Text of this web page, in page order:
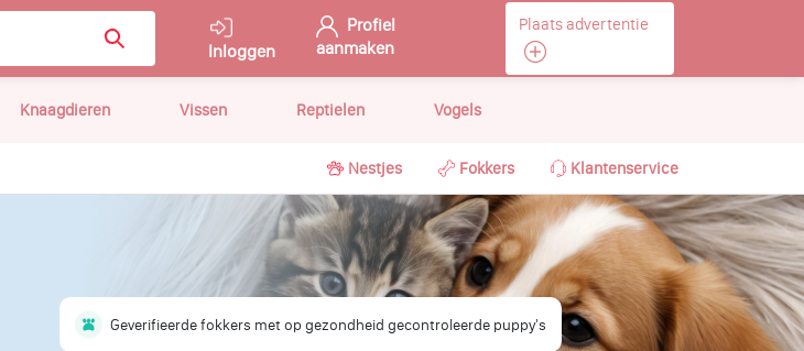
Inloggen
Profiel
aanmaken
Plaats advertentie
Knaagdieren Vissen Reptielen Vogels
Nestjes Fokkers Klantenservice
Geverifieerde fokkers met op gezondheid gecontroleerde puppy's